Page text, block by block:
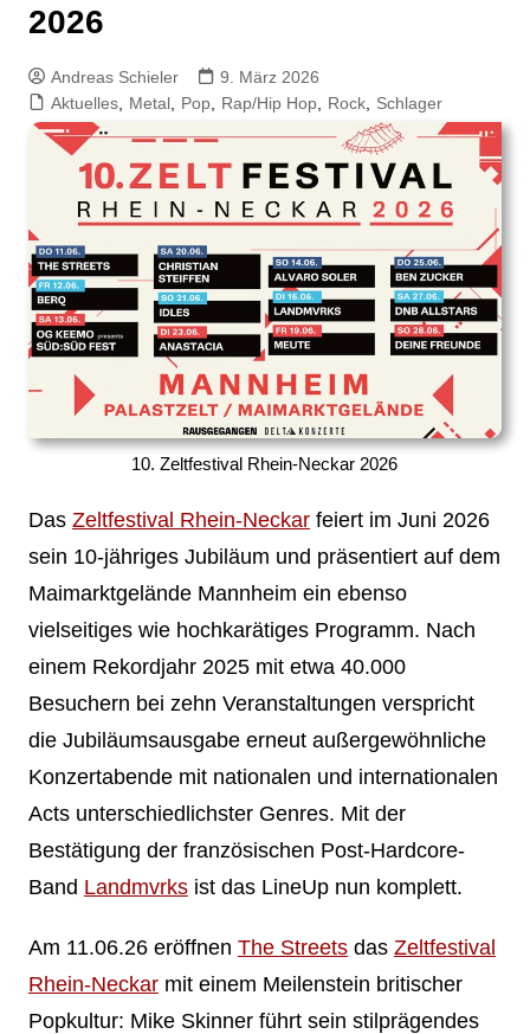
2026
Andreas Schieler
9. März 2026
Aktuelles, Metal, Pop, Rap/Hip Hop, Rock, Schlager
10. Zeltfestival Rhein-Neckar 2026
Das Zeltfestival Rhein-Neckarfeiert im Juni 2026
sein 10-jähriges Jubiläum und präsentiert auf dem
Maimarktgelände Mannheim ein ebenso
vielseitiges wie hochkarätiges Programm. Nach
einem Rekordjahr 2025 mit etwa 40.000
Besuchern bei zehn Veranstaltungen verspricht
die Jubiläumsausgabe erneut außergewöhnliche
Konzertabende mit nationalen und internationalen
Acts unterschiedlichster Genres. Mit der
Bestätigung der französischen Post-Hardcore-
Band Landmvrksist das LineUp nun komplett.
Am 11.06.26 eröffnen The Streetsdas Zeltfestival
Rhein-Neckarmit einem Meilenstein britischer
Popkultur: Mike Skinner führt sein stilprägendes